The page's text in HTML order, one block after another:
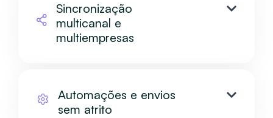
Sincronização
multicanal e
multiempresas
Automações e envios
sem atrito